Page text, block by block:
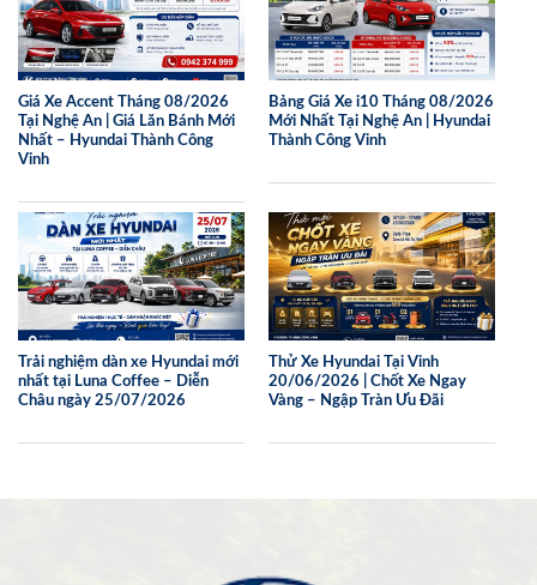
Giá Xe Accent Tháng 08/2026
Tại Nghệ An | Giá Lăn Bánh Mới
Nhất – Hyundai Thành Công
Vinh
Bảng Giá Xe i10 Tháng 08/2026
Mới Nhất Tại Nghệ An | Hyundai
Thành Công Vinh
Trải nghiệm dàn xe Hyundai mới
nhất tại Luna Coffee – Diễn
Châu ngày 25/07/2026
Thử Xe Hyundai Tại Vinh
20/06/2026 | Chốt Xe Ngay
Vàng – Ngập Tràn Ưu Đãi